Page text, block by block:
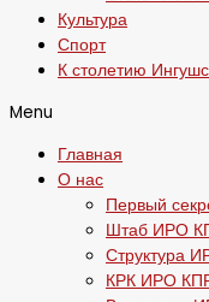
Культура
Спорт
К столетию
Menu
Главная
О нас
Первый
Штаб ИРО
Структура
КРК ИРО